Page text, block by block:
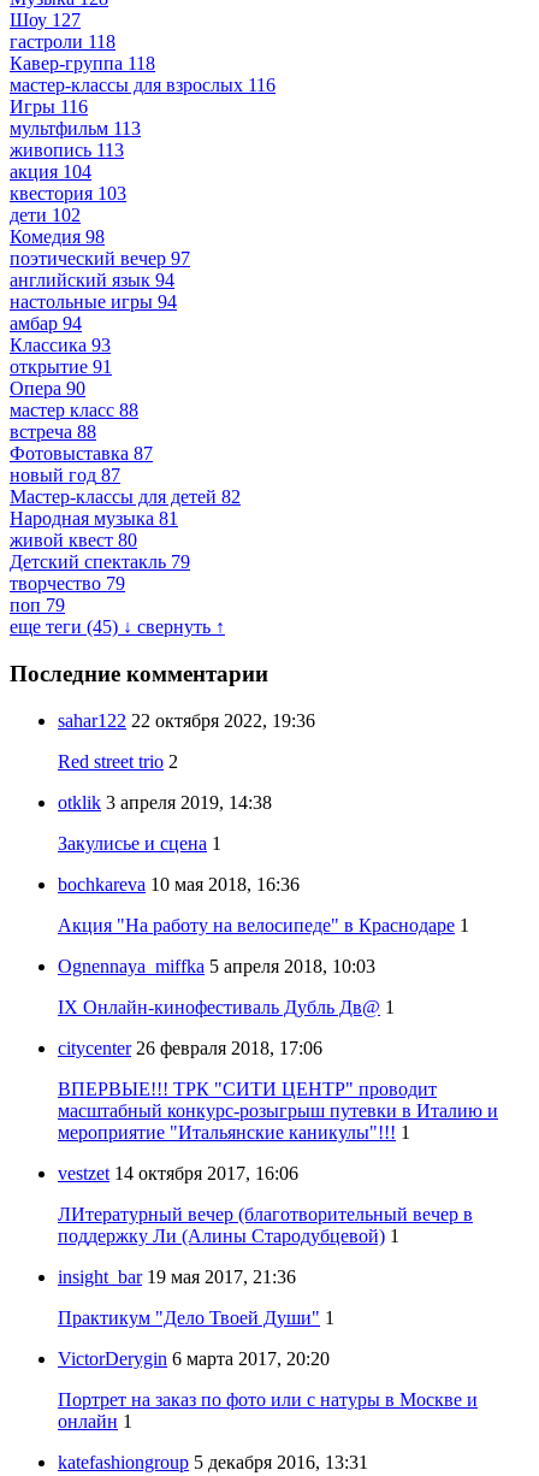
Шоу 127
гастроли 118
Кавер-группа 118
мастер-классы для взрослых 116
Игры 116
мультфильм 113
живопись 113
акция 104
квестория 103
дети 102
Комедия 98
поэтический вечер 97
английский язык 94
настольные игры 94
амбар 94
Классика 93
открытие 91
Опера 90
мастер класс 88
встреча 88
Фотовыставка 87
новый год 87
Мастер-классы для детей 82
Народная музыка 81
живой квест 80
Детский спектакль 79
творчество 79
поп 79
еще теги (45) ↓ свернуть ↑
Последние комментарии
sahar122 22 октября 2022, 19:36
Red street trio 2
otklik 3 апреля 2019, 14:38
Закулисье и сцена 1
bochkareva 10 мая 2018, 16:36
Акция "На работу на велосипеде" в Краснодаре 1
Ognennaya_miffka 5 апреля 2018, 10:03
IX Онлайн-кинофестиваль Дубль Дв@ 1
citycenter 26 февраля 2018, 17:06
ВПЕРВЫЕ!!! ТРК "СИТИ ЦЕНТР" проводит
масштабный конкурс-розыгрыш путевки в Италию и
мероприятие "Итальянские каникулы"!!! 1
vestzet 14 октября 2017, 16:06
ЛИтературный вечер (благотворительный вечер в
поддержку Ли (Алины Стародубцевой) 1
insight_bar 19 мая 2017, 21:36
Практикум "Дело Твоей Души" 1
VictorDerygin 6 марта 2017, 20:20
Портрет на заказ по фото или с натуры в Москве и
онлайн 1
katefashiongroup 5 декабря 2016, 13:31